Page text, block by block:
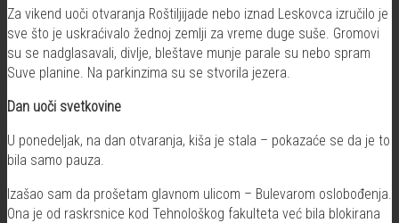
Za vikend uoči otvaranja Roštiljijade nebo iznad Leskovca izručilo je
sve što je uskraćivalo žednoj zemlji za vreme duge suše. Gromovi
su se nadglasavali, divlje, bleštave munje parale su nebo spram
Suve planine. Na parkinzima su se stvorila jezera.
Dan uoči svetkovine
U ponedeljak, na dan otvaranja, kiša je stala – pokazaće se da je to
bila samo pauza.
Izašao sam da prošetam glavnom ulicom – Bulevarom oslobođenja.
Ona je od raskrsnice kod Tehnološkog fakulteta već bila blokirana